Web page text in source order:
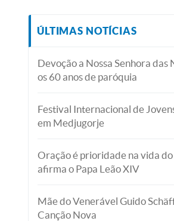
ÚLTIMAS NOTÍCIAS
Devoção a Nossa Senhora das
os 60 anos de paróquia
Festival Internacional de
em Medjugorje
Oração é prioridade na vida
afirma o Papa Leão XIV
Mãe do Venerável Guido
Canção Nova